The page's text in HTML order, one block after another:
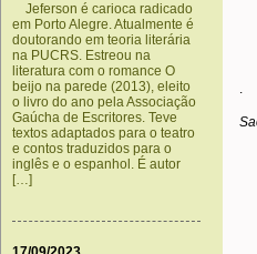
Jeferson é carioca radicado
em Porto Alegre. Atualmente é
doutorando em teoria literária
na PUCRS. Estreou na
literatura com o romance O
beijo na parede (2013), eleito
o livro do ano pela Associação
Gaúcha de Escritores. Teve
textos adaptados para o teatro
e contos traduzidos para o
inglês e o espanhol. É autor
[…]
.